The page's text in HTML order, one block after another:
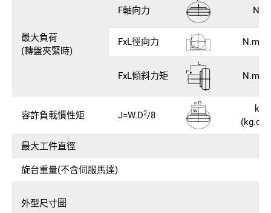
最大負荷
(轉盤夾緊時)
F軸向力 N
FxL徑向力 N.m
FxL傾斜力矩 N.m
容許負載慣性矩 J=W.D2/8
最大工件直徑
旋台重量(不含伺服馬達)
外型尺寸圖